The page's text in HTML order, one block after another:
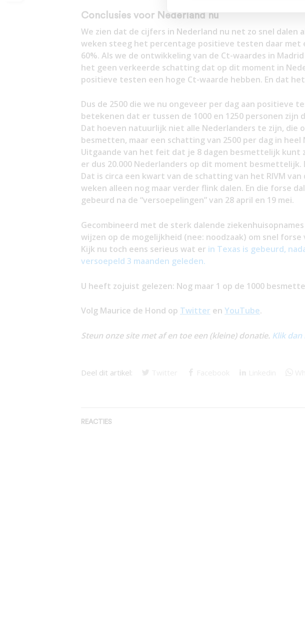
Conclusies voor Nederland nu
We zien dat de cijfers in Nederland nu net zo snel dalen
weken steeg het percentage positieve testen daar met
60%. Als we de ontwikkeling van de Ct-waardes in
het geen verkeerde schatting dat op dit moment in
positieve testen een hoge Ct-waarde hebben. En dat
Dus de 2500 die we nu ongeveer per dag aan positieve
betekenen dat er tussen de 1000 en 1250 personen
Dat hoeven natuurlijk niet alle Nederlanders te zijn, die
besmetten, maar een schatting van 2500 per dag in
Uitgaande van het feit dat je 8 dagen besmettelijk kunt
er dus 20.000 Nederlanders op dit moment
Dat is circa een kwart van de schatting van het RIVM
weken alleen nog maar verder flink dalen. En die forse
gebeurd na de “versoepelingen” van 28 april en 19 mei.
Gecombineerd met de sterk dalende
wijzen op de mogelijkheid (nee: noodzaak) om snel
Kijk nu toch eens serieus wat er in Texas is gebeurd,
versoepeld 3 maanden geleden.
U heeft zojuist gelezen: Nog maar 1 op de 1000
Volg Maurice de Hond op Twitter en YouTube.
Steun onze site met af en toe een (kleine) donatie. Klik dan
Deel dit artikel:
REACTIES